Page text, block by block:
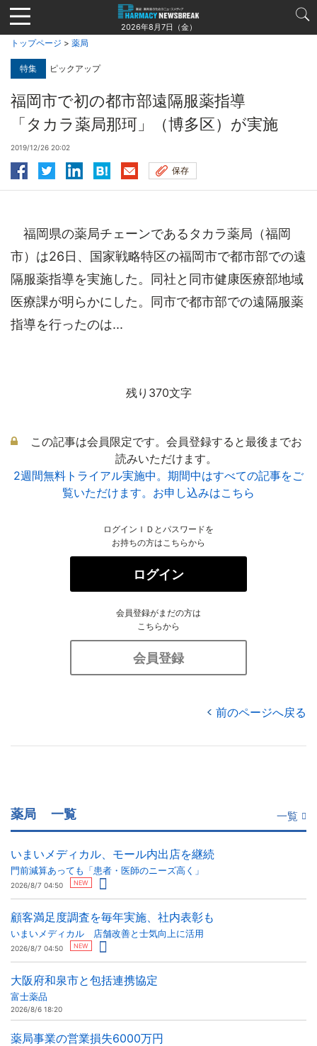
Jump
to
navigation
2026年8月7日（金）
トップページ > 薬局
特集 ピックアップ
福岡市で初の都市部遠隔服薬指導
「タカラ薬局那珂」（博多区）が実施
2019/12/26 20:02
保存
福岡県の薬局チェーンであるタカラ薬局（福岡
市）は26日、国家戦略特区の福岡市で都市部での遠
隔服薬指導を実施した。同社と同市健康医療部地域
医療課が明らかにした。同市で都市部での遠隔服薬
指導を行ったのは...
残り370文字
この記事は会員限定です。会員登録すると最後までお
読みいただけます。
2週間無料トライアル実施中。期間中はすべての記事をご
覧いただけます。お申し込みはこちら
ログインＩＤとパスワードを
お持ちの方はこちらから
ログイン
会員登録がまだの方は
こちらから
会員登録
前のページへ戻る
薬局 一覧 一覧
いまいメディカル、モール内出店を継続
門前減算あっても「患者・医師のニーズ高く」
2026/8/7 04:50 NEW
顧客満足度調査を毎年実施、社内表彰も
いまいメディカル 店舗改善と士気向上に活用
2026/8/7 04:50 NEW
大阪府和泉市と包括連携協定
富士薬品
2026/8/6 18:20
薬局事業の営業損失6000万円